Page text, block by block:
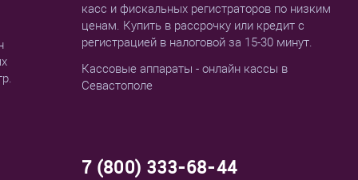
касс и фискальных регистраторов по низким
ценам. Купить в рассрочку или кредит с
регистрацией в налоговой за 15-30 минут.
Кассовые аппараты - онлайн кассы в
Севастополе
7 (800) 333-68-44